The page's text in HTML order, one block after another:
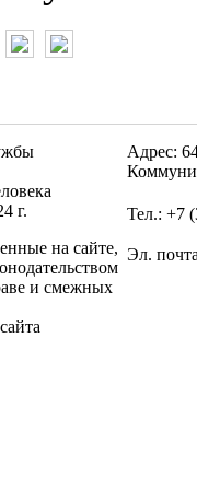
г.
на сайте,
и смежных
Адрес:
Тел.: +7
Эл.